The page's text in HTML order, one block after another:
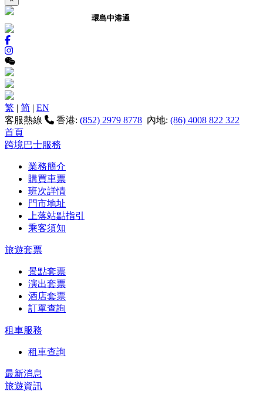
環島中港通
繁 | 简 | EN
客服熱線
香港: (852) 2979 8778 內地: (86) 4008 822 322
首頁
跨境巴士服務
業務簡介
購買車票
班次詳情
門市地址
上落站點指引
乘客須知
旅遊套票
景點套票
演出套票
酒店套票
訂單查詢
租車服務
租車查詢
最新消息
旅遊資訊